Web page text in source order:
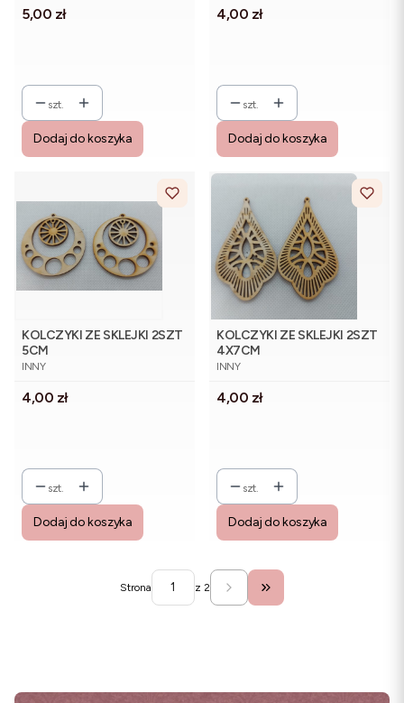
Cena
5,00 zł
szt.
Dodaj do koszyka
Cena
4,00 zł
szt.
Dodaj do koszyka
KOLCZYKI ZE SKLEJKI 2SZT
5CM
PRODUCENT
INNY
Cena
4,00 zł
szt.
Dodaj do koszyka
KOLCZYKI ZE SKLEJKI 2SZT
4X7CM
PRODUCENT
INNY
Cena
4,00 zł
szt.
Dodaj do koszyka
Strona z 2 Przejdź do ostatniej